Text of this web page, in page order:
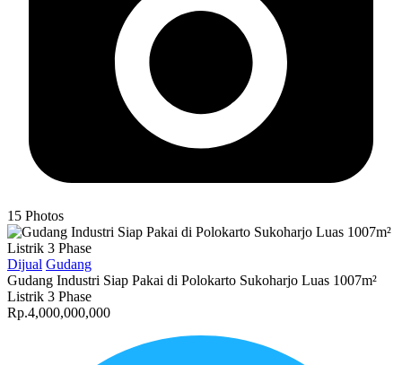
15 Photos
Dijual Gudang
Gudang Industri Siap Pakai di Polokarto Sukoharjo Luas 1007m²
Listrik 3 Phase
Rp.4,000,000,000